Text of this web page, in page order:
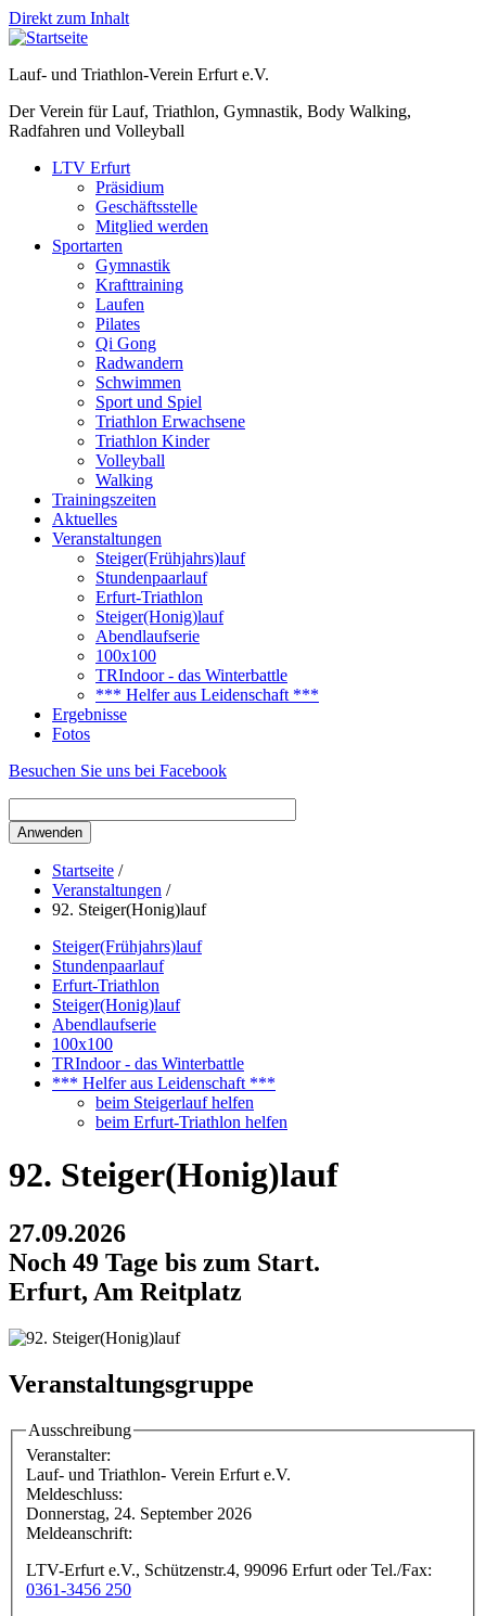
Direkt zum Inhalt
Lauf- und Triathlon-Verein Erfurt e.V.
Der Verein für Lauf, Triathlon, Gymnastik, Body Walking,
Radfahren und Volleyball
LTV Erfurt
Präsidium
Geschäftsstelle
Mitglied werden
Sportarten
Gymnastik
Krafttraining
Laufen
Pilates
Qi Gong
Radwandern
Schwimmen
Sport und Spiel
Triathlon Erwachsene
Triathlon Kinder
Volleyball
Walking
Trainingszeiten
Aktuelles
Veranstaltungen
Steiger(Frühjahrs)lauf
Stundenpaarlauf
Erfurt-Triathlon
Steiger(Honig)lauf
Abendlaufserie
100x100
TRIndoor - das Winterbattle
*** Helfer aus Leidenschaft ***
Ergebnisse
Fotos
Besuchen Sie uns bei Facebook
Startseite /
Veranstaltungen /
92. Steiger(Honig)lauf
Steiger(Frühjahrs)lauf
Stundenpaarlauf
Erfurt-Triathlon
Steiger(Honig)lauf
Abendlaufserie
100x100
TRIndoor - das Winterbattle
*** Helfer aus Leidenschaft ***
beim Steigerlauf helfen
beim Erfurt-Triathlon helfen
92. Steiger(Honig)lauf
27.09.2026
Noch 49 Tage bis zum Start.
Erfurt, Am Reitplatz
Veranstaltungsgruppe
Ausschreibung
Veranstalter:
Lauf- und Triathlon- Verein Erfurt e.V.
Meldeschluss:
Donnerstag, 24. September 2026
Meldeanschrift:
LTV-Erfurt e.V., Schützenstr.4, 99096 Erfurt oder Tel./Fax:
0361-3456 250